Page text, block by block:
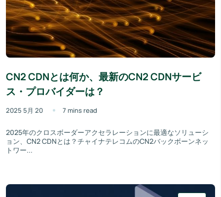
CN2 CDNとは何か、最新のCN2 CDNサービ
ス・プロバイダーは？
2025 5月 20 7 mins read
2025年のクロスボーダーアクセラレーションに最適なソリューシ
ョン、CN2 CDNとは？チャイナテレコムのCN2バックボーンネッ
トワー...